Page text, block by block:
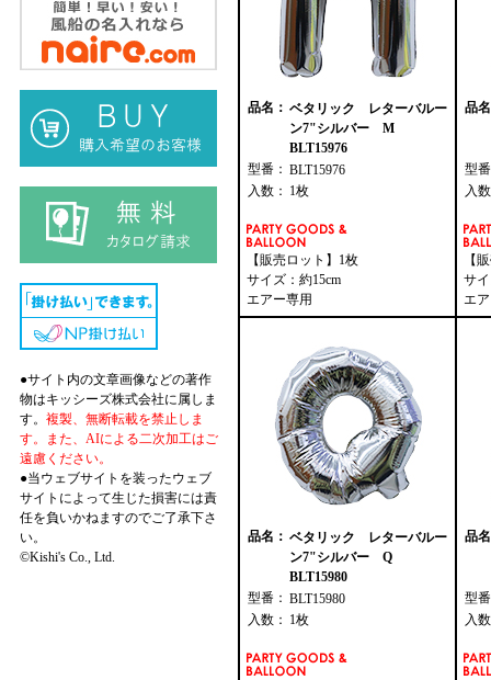
●サイト内の文章画像などの著作
物はキッシーズ株式会社に属しま
す。 複製、無断転載を禁止しま
す。また、AIによる二次加工はご
遠慮ください。
●当ウェブサイトを装ったウェブ
サイトによって生じた損害には責
任を負いかねますのでご了承下さ
い。
©Kishi's Co., Ltd.
品名： ベタリック レターバルー
ン7"シルバー M
BLT15976
型番： BLT15976
入数： 1枚
【販売ロット】1枚
サイズ：約15cm
エアー専用
品
型
入
【
サ
エ
品名： ベタリック レターバルー
ン7"シルバー Q
BLT15980
型番： BLT15980
入数： 1枚
品
型
入